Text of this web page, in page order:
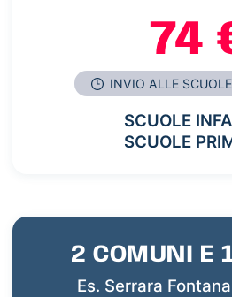
74
INVIO ALLE
SCUOLE
SCUOLE
2 COMUNI E
Es. Serrara